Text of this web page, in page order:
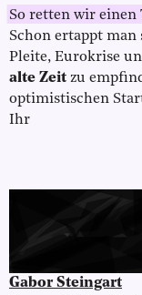
So retten wir
Schon ertappt man
Pleite, Eurokrise
alte Zeit zu
optimistischen
Ihr
Gabor Steingart